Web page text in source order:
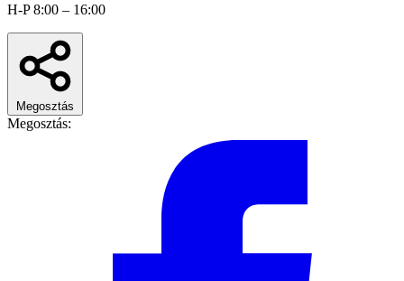
H-P 8:00 – 16:00
Megosztás
Megosztás: